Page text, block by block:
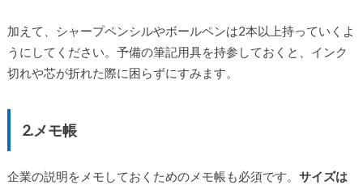
加えて、シャープペンシルやボールペンは2本以上持っていくよ
うにしてください。予備の筆記用具を持参しておくと、インク
切れや芯が折れた際に困らずにすみます。
2.メモ帳
企業の説明をメモしておくためのメモ帳も必須です。 サイズは